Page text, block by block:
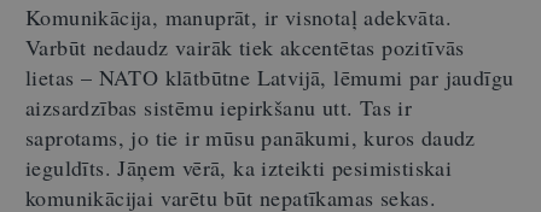
Komunikācija, manuprāt, ir visnotaļ adekvāta.
Varbūt nedaudz vairāk tiek akcentētas pozitīvās
lietas – NATO klātbūtne Latvijā, lēmumi par jaudīgu
aizsardzības sistēmu iepirkšanu utt. Tas ir
saprotams, jo tie ir mūsu panākumi, kuros daudz
ieguldīts. Jāņem vērā, ka izteikti pesimistiskai
komunikācijai varētu būt nepatīkamas sekas.